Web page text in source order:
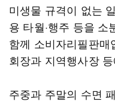
미생물 규격이 없는
용 타월·행주 등을
함께 소비자리필판
회장과 지역행사장
주중과 주말의 수면